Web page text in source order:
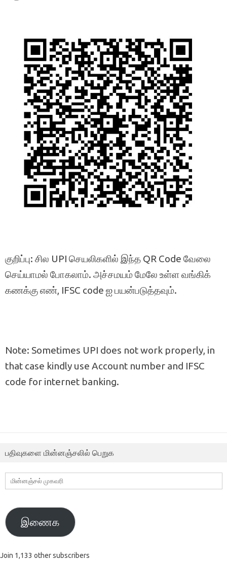
குறிப்பு: சில UPI செயலிகளில் இந்த QR Code வேலை
செய்யாமல் போகலாம். அச்சமயம் மேலே உள்ள வங்கிக்
கணக்கு எண், IFSC code ஐ பயன்படுத்தவும்.
Note: Sometimes UPI does not work properly, in
that case kindly use Account number and IFSC
code for internet banking.
பதிவுகளை மின்னஞ்சலில் பெறுக
மின்னஞ்சல்
முகவரி
இணைக
Join 1,133 other subscribers